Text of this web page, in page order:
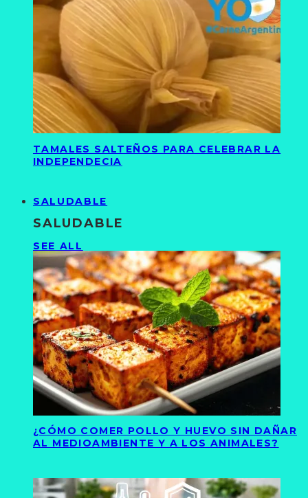
TAMALES SALTEÑOS PARA CELEBRAR LA
INDEPENDECIA
SALUDABLE
SALUDABLE
SEE ALL
¿CÓMO COMER POLLO Y HUEVO SIN DAÑAR
AL MEDIOAMBIENTE Y A LOS ANIMALES?